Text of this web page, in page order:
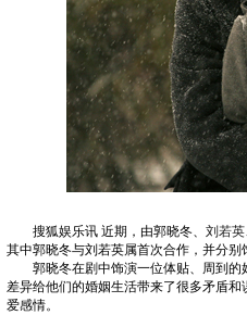
搜狐娱乐讯 近期，由郭晓冬、 刘若英
其中郭晓冬与刘若英属首次合作，并分别
郭晓冬在剧中饰演一位体贴、周到的
差异给他们的婚姻生活带来了很多矛盾
爱感情。